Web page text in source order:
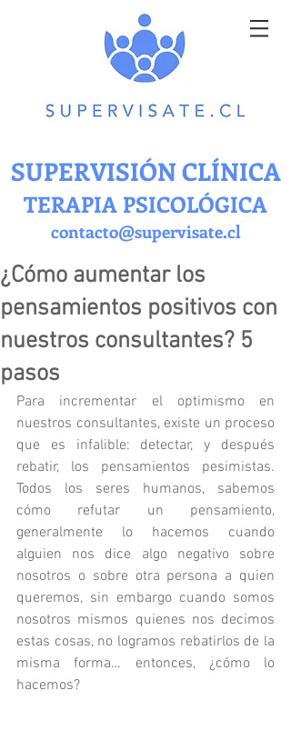
SUPERVISIÓN CLÍNICA
TERAPIA PSICOLÓGICA
contacto@supervisate.cl
¿Cómo aumentar los
pensamientos positivos con
nuestros consultantes? 5
pasos
Para incrementar el optimismo en
nuestros consultantes, existe un proceso
que es infalible: detectar, y después
rebatir, los pensamientos pesimistas.
Todos los seres humanos, sabemos
cómo refutar un pensamiento,
generalmente lo hacemos cuando
alguien nos dice algo negativo sobre
nosotros o sobre otra persona a quien
queremos, sin embargo cuando somos
nosotros mismos quienes nos decimos
estas cosas, no logramos rebatirlos de la
misma forma… entonces, ¿cómo lo
hacemos?